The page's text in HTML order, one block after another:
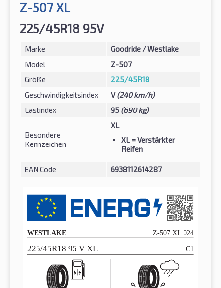
Z-507 XL
225/45R18 95V
Marke
Goodride / Westlake
Model
Z-507
Größe
225/45R18
Geschwindigkeitsindex
V(240 km/h)
Lastindex
95 (690 kg)
Besondere
Kennzeichen
XL
XL = Verstärkter
Reifen
EAN Code 6938112614287